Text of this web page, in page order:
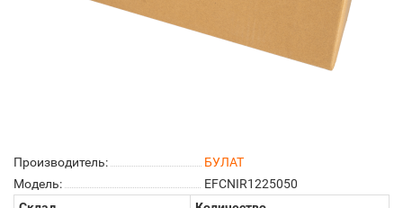
Производитель:
БУЛАТ
Модель:
EFCNIR1225050